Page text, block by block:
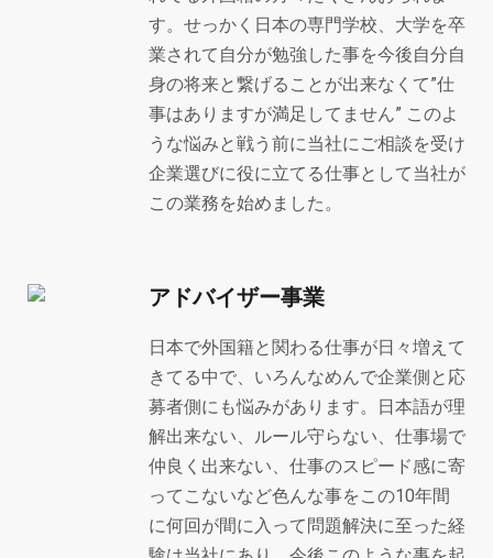
す。せっかく日本の専門学校、大学を卒
業されて自分が勉強した事を今後自分自
身の将来と繋げることが出来なくて”仕
事はありますが満足してません” このよ
うな悩みと戦う前に当社にご相談を受け
企業選びに役に立てる仕事として当社が
この業務を始めました。
アドバイザー事業
日本で外国籍と関わる仕事が日々増えて
きてる中で、いろんなめんで企業側と応
募者側にも悩みがあります。日本語が理
解出来ない、ルール守らない、仕事場で
仲良く出来ない、仕事のスピード感に寄
ってこないなど色んな事をこの10年間
に何回が間に入って問題解決に至った経